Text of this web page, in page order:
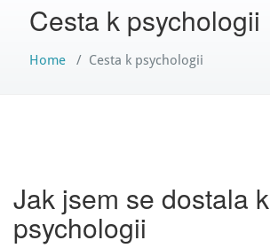
Cesta k psychologii
Home / Cesta k psychologii
Jak jsem se dostala k
psychologii